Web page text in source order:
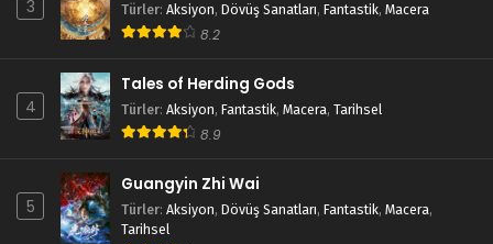
3 Türler: Aksiyon, Dövüş Sanatları, Fantastik, Macera
8.2
4
Tales of Herding Gods
Türler: Aksiyon, Fantastik, Macera, Tarihsel
8.9
5
Guangyin Zhi Wai
Türler: Aksiyon, Dövüş Sanatları, Fantastik, Macera,
Tarihsel